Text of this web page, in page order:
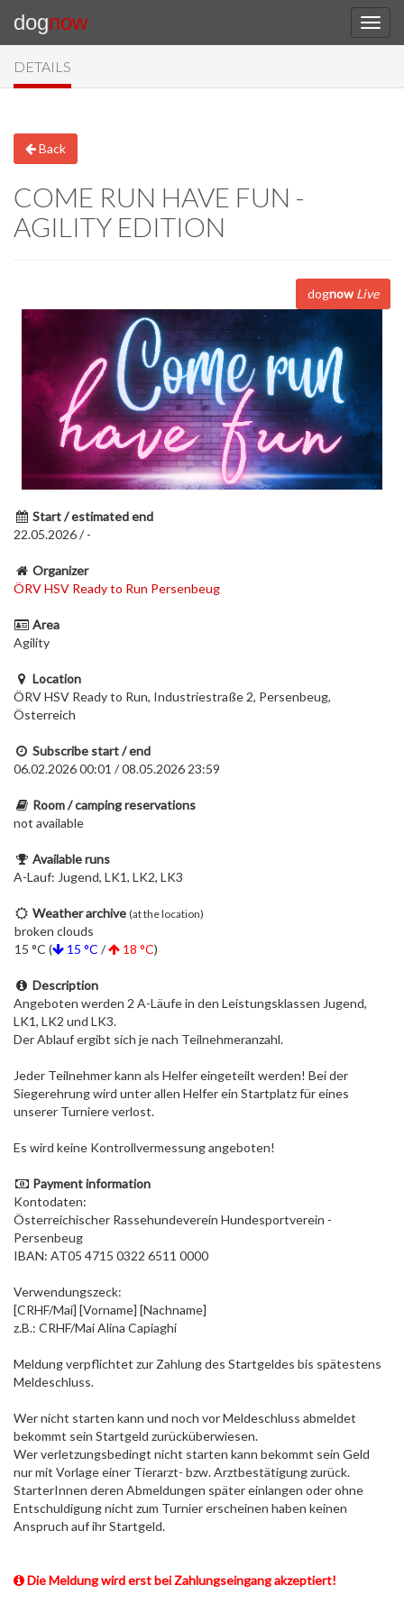
dognow
DETAILS
Back
COME RUN HAVE FUN -
AGILITY EDITION
dognow Live
Start / estimated end
22.05.2026 / -
Organizer
ÖRV HSV Ready to Run Persenbeug
Area
Agility
Location
ÖRV HSV Ready to Run, Industriestraße 2, Persenbeug,
Österreich
Subscribe start / end
06.02.2026 00:01 / 08.05.2026 23:59
Room / camping reservations
not available
Available runs
A-Lauf: Jugend, LK1, LK2, LK3
Weather archive (at the location)
broken clouds
15 °C (
15 °C / 18 °C)
Description
Angeboten werden 2 A-Läufe in den Leistungsklassen Jugend,
LK1, LK2 und LK3.
Der Ablauf ergibt sich je nach Teilnehmeranzahl.
Jeder Teilnehmer kann als Helfer eingeteilt werden! Bei der
Siegerehrung wird unter allen Helfer ein Startplatz für eines
unserer Turniere verlost.
Es wird keine Kontrollvermessung angeboten!
Payment information
Kontodaten:
Österreichischer Rassehundeverein Hundesportverein -
Persenbeug
IBAN: AT05 4715 0322 6511 0000
Verwendungszeck:
[CRHF/Mai] [Vorname] [Nachname]
z.B.: CRHF/Mai Alina Capiaghi
Meldung verpflichtet zur Zahlung des Startgeldes bis spätestens
Meldeschluss.
Wer nicht starten kann und noch vor Meldeschluss abmeldet
bekommt sein Startgeld zurücküberwiesen.
Wer verletzungsbedingt nicht starten kann bekommt sein Geld
nur mit Vorlage einer Tierarzt- bzw. Arztbestätigung zurück.
StarterInnen deren Abmeldungen später einlangen oder ohne
Entschuldigung nicht zum Turnier erscheinen haben keinen
Anspruch auf ihr Startgeld.
Die Meldung wird erst bei Zahlungseingang akzeptiert!